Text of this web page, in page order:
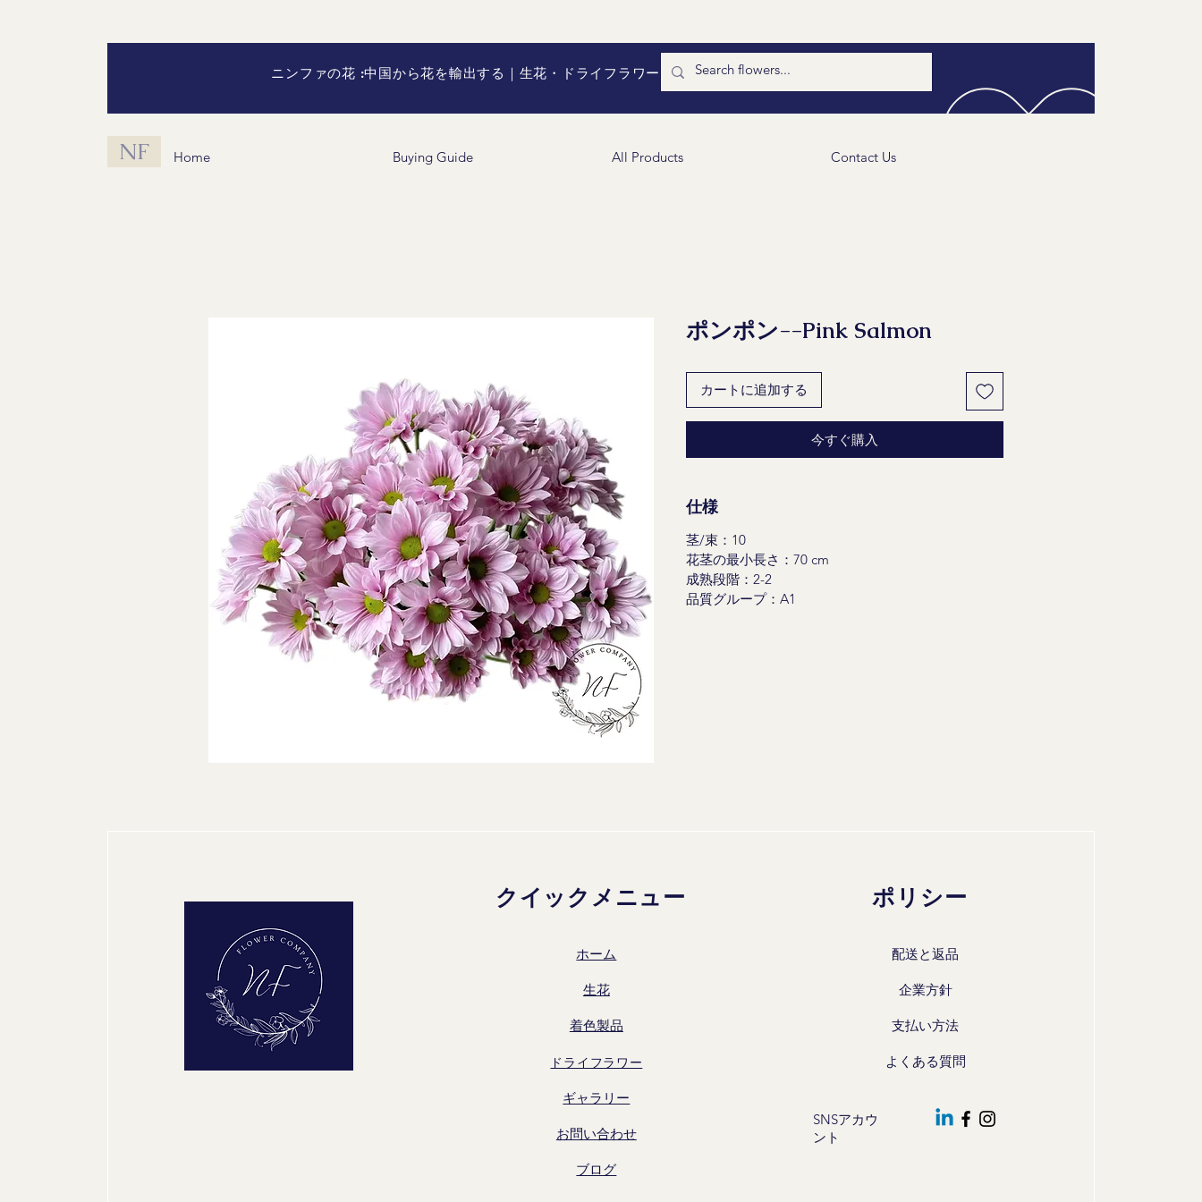
ニンファの花 :中国から花を輸出する｜生花・ドライフラワー
NF Home Buying Guide All Products Contact Us
ポンポン--Pink Salmon
カートに追加する
今すぐ購入
仕様
茎/束：10
花茎の最小長さ：70 cm
成熟段階：2-2
品質グループ：A1
クイックメニュー
ホーム
生花
着色製品
ドライフラワー
ギャラリー
お問い合わせ
ブログ
ポリシー
配送と返品
企業方針
支払い方法
よくある質問
SNSアカウ
ント